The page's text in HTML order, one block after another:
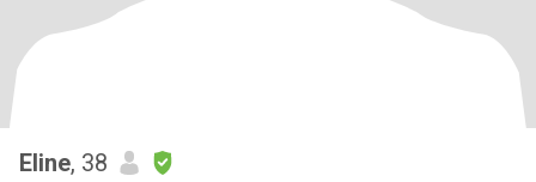
Eline, 38